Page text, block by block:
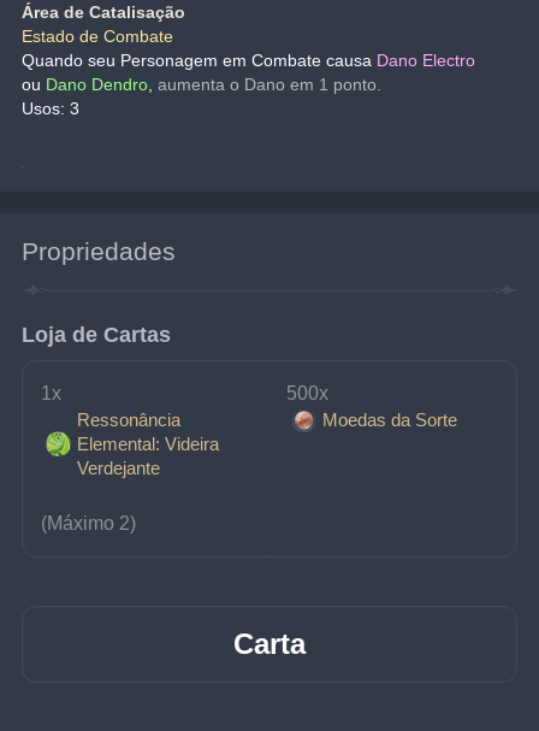
Área de Catalisação
Estado de Combate
Quando seu Personagem em Combate causa Dano Electro
ou Dano Dendro , aumenta o Dano em 1 ponto.
Usos: 3
Propriedades
Loja de Cartas
1x
Ressonância
Elemental: Videira
Verdejante
(Máximo 2)
500x
Moedas da Sorte
Carta